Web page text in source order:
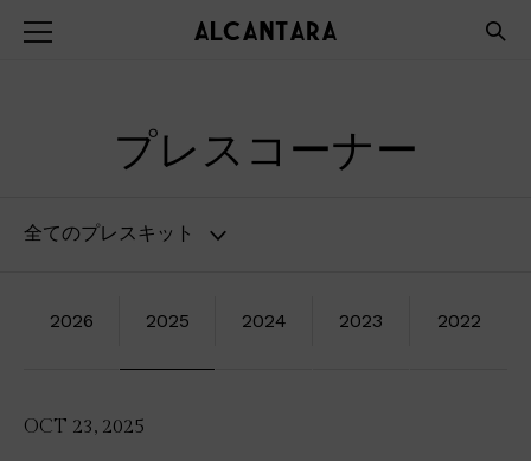
プレスコーナー
全てのプレスキット
2026 2025 2024 2023 2022
OCT 23, 2025